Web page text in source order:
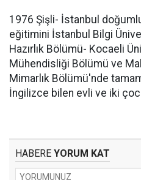
1976 Şişli- İstanbul
eğitimini İstanbul Bilgi
Hazırlık Bölümü- Kocaeli
Mühendisliği Bölümü ve
Mimarlık Bölümü'nde
İngilizce bilen evli ve iki
HABERE YORUM KAT